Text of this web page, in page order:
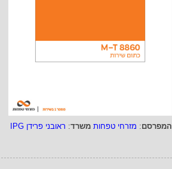
המפרסם: מזרחי טפחות משרד: ראובני פרידן IPG